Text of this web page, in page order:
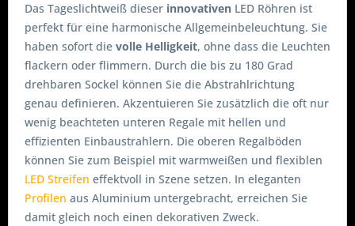
Das Tageslichtweiß dieser innovativen LED Röhren ist
perfekt für eine harmonische Allgemeinbeleuchtung. Sie
haben sofort die volle Helligkeit, ohne dass die Leuchten
flackern oder flimmern. Durch die bis zu 180 Grad
drehbaren Sockel können Sie die Abstrahlrichtung
genau definieren. Akzentuieren Sie zusätzlich die oft nur
wenig beachteten unteren Regale mit hellen und
effizienten Einbaustrahlern. Die oberen Regalböden
können Sie zum Beispiel mit warmweißen und flexiblen
LED Streifen effektvoll in Szene setzen. In eleganten
Profilen aus Aluminium untergebracht, erreichen Sie
damit gleich noch einen dekorativen Zweck.